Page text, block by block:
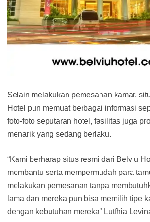
Selain melakukan pemesanan kamar,
Hotel pun memuat berbagai informasi
foto-foto seputaran hotel, fasilitas juga
menarik yang sedang berlaku.
“Kami berharap situs resmi dari Belviu
membantu serta mempermudah para
melakukan pemesanan tanpa
lama dan mereka pun bisa memilih tipe
dengan kebutuhan mereka” Lutfhia